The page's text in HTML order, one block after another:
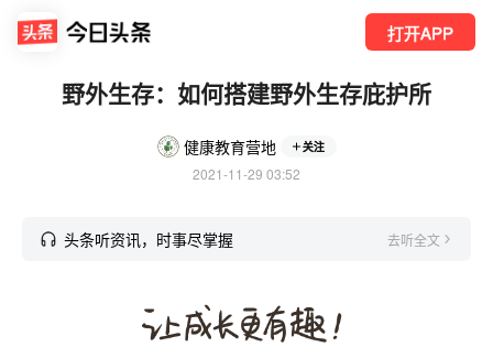
打开APP
野外生存：如何搭建野外生存庇护所
健康教育营地 关注
2021-11-29 03:52
头条听资讯，时事尽掌握 去听全文